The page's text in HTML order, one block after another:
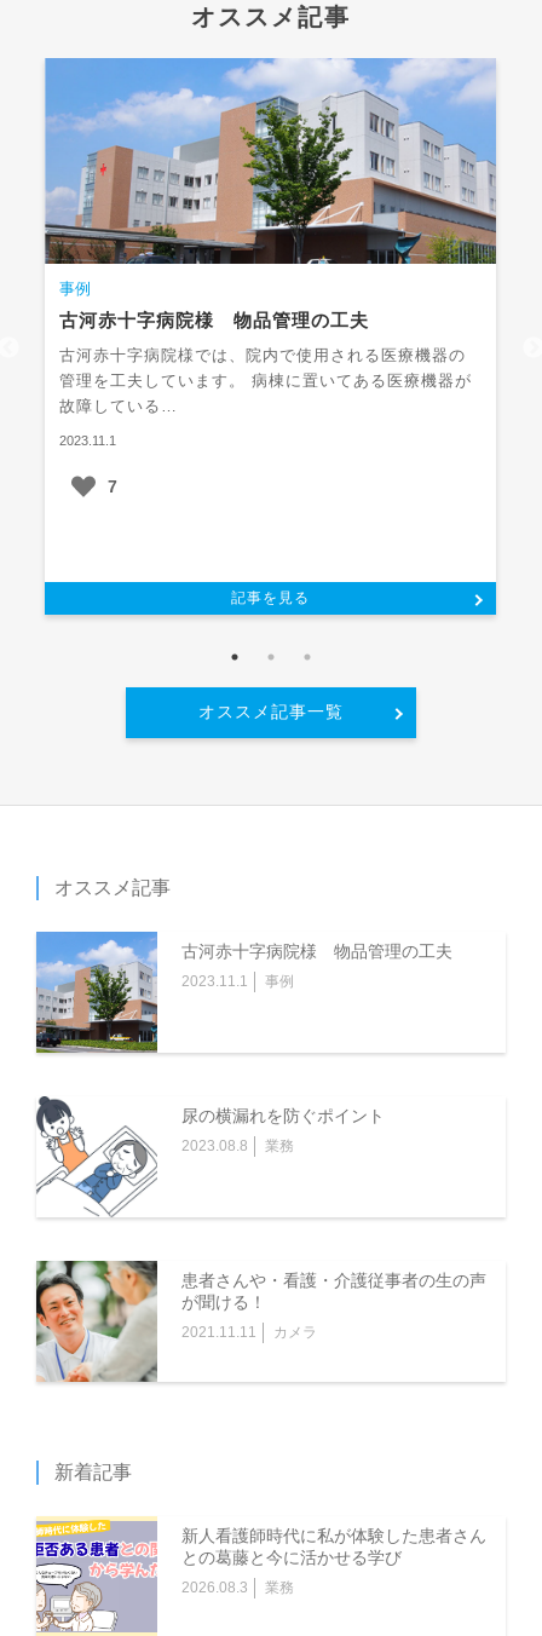
オススメ記事
事例
古河赤十字病院様 物品管理の工夫
古河赤十字病院様では、院内で使用される医療機器の
管理を工夫しています。 病棟に置いてある医療機器が
故障している…
2023.11.1
7
記事を見る
オススメ記事一覧
オススメ記事
古河赤十字病院様 物品管理の工夫
2023.11.1 事例
尿の横漏れを防ぐポイント
2023.08.8 業務
患者さんや・看護・介護従事者の生の声
が聞ける！
2021.11.11 カメラ
新着記事
新人看護師時代に私が体験した患者さん
との葛藤と今に活かせる学び
2026.08.3 業務